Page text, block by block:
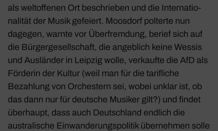
als welt­of­fenen Ort beschrieben und die Inter­na­tio­
na­lität der Musik gefeiert. Moos­dorf polterte nun
dagegen, warnte vor Über­frem­dung, berief sich auf
die Bürger­ge­sell­schaft, die angeb­lich keine Wessis
und Ausländer in Leipzig wolle, verkaufte die AfD als
Förderin der Kultur (weil man für die tarif­liche
Bezah­lung von Orches­tern sei, wobei unklar ist, ob
das dann nur für deut­sche Musiker gilt?) und findet
über­haupt, dass auch Deutsch­land endlich die
austra­li­sche Einwan­de­rungs­po­litik über­nehmen solle